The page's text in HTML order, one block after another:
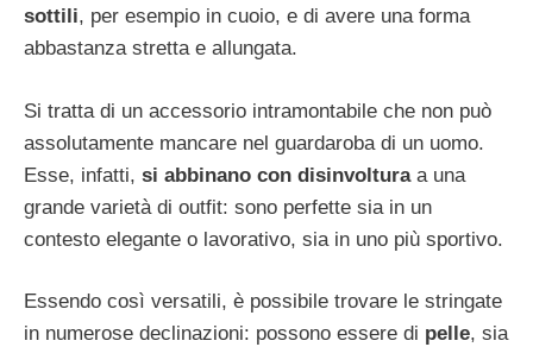
sottili, per esempio in cuoio, e di avere una forma
abbastanza stretta e allungata.
Si tratta di un accessorio intramontabile che non può
assolutamente mancare nel guardaroba di un uomo.
Esse, infatti, si abbinano con disinvolturaa una
grande varietà di outfit: sono perfette sia in un
contesto elegante o lavorativo, sia in uno più sportivo.
Essendo così versatili, è possibile trovare le stringate
in numerose declinazioni: possono essere di pelle, sia